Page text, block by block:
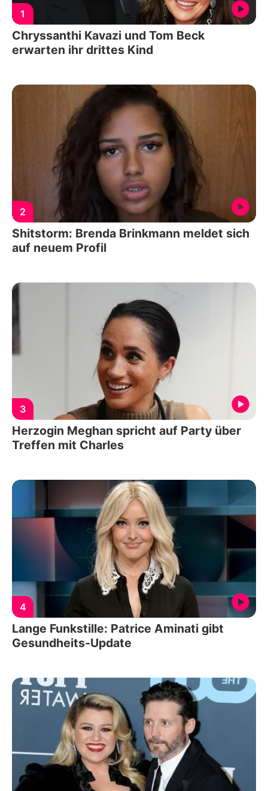
1
Chryssanthi Kavazi und Tom Beck
erwarten ihr drittes Kind
2
Shitstorm: Brenda Brinkmann meldet sich
auf neuem Profil
3
Herzogin Meghan spricht auf Party über
Treffen mit Charles
4
Lange Funkstille: Patrice Aminati gibt
Gesundheits-Update